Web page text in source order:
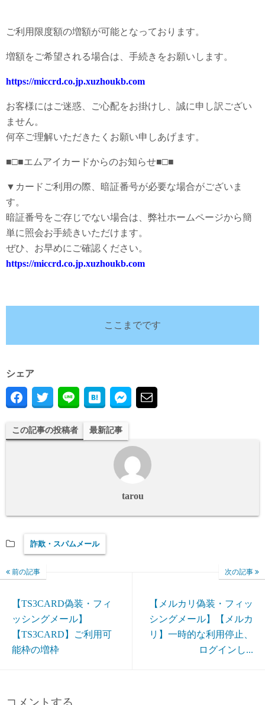
ご利用限度額の増額が可能となっております。
増額をご希望される場合は、手続きをお願いします。
https://miccrd.co.jp.xuzhoukb.com
お客様にはご迷惑、ご心配をお掛けし、誠に申し訳ござい
ません。
何卒ご理解いただきたくお願い申しあげます。
■□■エムアイカードからのお知らせ■□■
▼カードご利用の際、暗証番号が必要な場合がございま
す。
暗証番号をご存じでない場合は、弊社ホームページから簡
単に照会お手続きいただけます。
ぜひ、お早めにご確認ください。
https://miccrd.co.jp.xuzhoukb.com
ここまでです
シェア
この記事の投稿者 最新記事
tarou
詐欺・スパムメール
前の記事
【TS3CARD偽装・フィ
ッシングメール】
【TS3CARD】ご利用可
能枠の増枠
次の記事
【メルカリ偽装・フィッ
シングメール】【メルカ
リ】一時的な利用停止、
ログインし...